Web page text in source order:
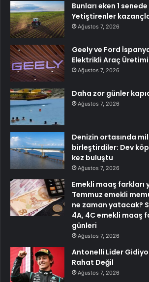
Bunları eken 1
Yetiştirenler
Ağustos 7, 2026
Geely ve Ford
Elektrikli Araç
Ağustos 7, 2026
Daha zor günler
Ağustos 7, 2026
Denizin ortasında
birleştirdiler: Dev
kez buluştu
Ağustos 7, 2026
Emekli maaş farkları
Temmuz emekli
ne zaman yatacak?
4A, 4C emekli maaş
günleri
Ağustos 7, 2026
Antonelli Lider
Rahat Değil
Ağustos 7, 2026